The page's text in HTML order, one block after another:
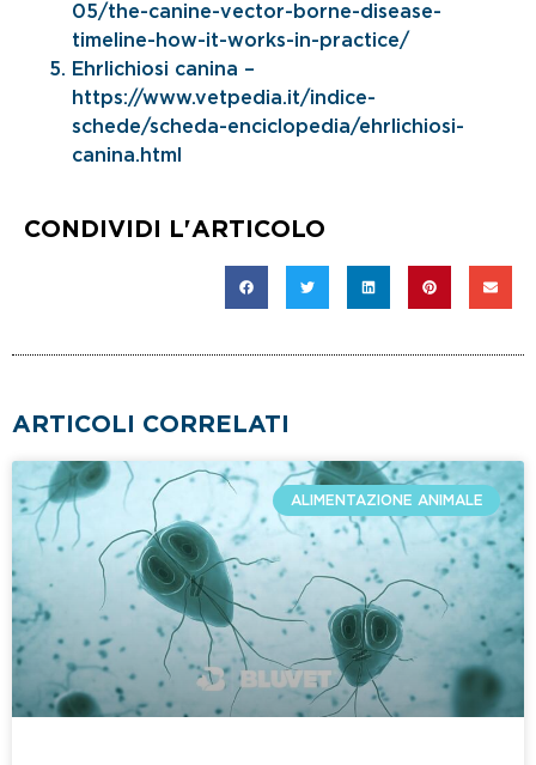
05/the-canine-vector-borne-disease-
timeline-how-it-works-in-practice/
Ehrlichiosi canina –
https://www.vetpedia.it/indice-
schede/scheda-enciclopedia/ehrlichiosi-
canina.html
CONDIVIDI L'ARTICOLO
ARTICOLI CORRELATI
ALIMENTAZIONE ANIMALE